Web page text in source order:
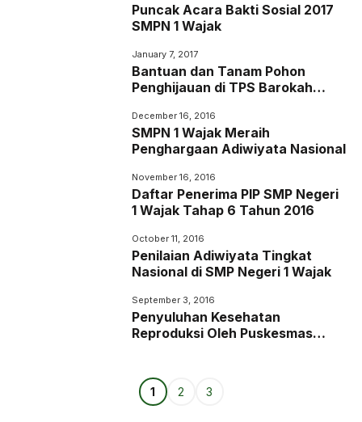
Puncak Acara Bakti Sosial 2017
SMPN 1 Wajak
January 7, 2017
Bantuan dan Tanam Pohon
Penghijauan di TPS Barokah
December 16, 2016
SMPN 1 Wajak Meraih
Penghargaan Adiwiyata Nasional
November 16, 2016
Daftar Penerima PIP SMP Negeri
1 Wajak Tahap 6 Tahun 2016
October 11, 2016
Penilaian Adiwiyata Tingkat
Nasional di SMP Negeri 1 Wajak
September 3, 2016
Penyuluhan Kesehatan
Reproduksi Oleh Puskesmas
Page
1 Page
2 Page
3